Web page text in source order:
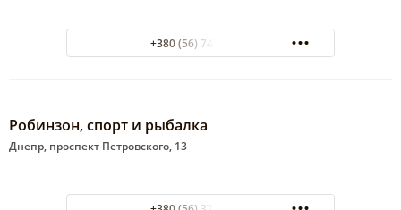
+380 (56) 749-63-57
Робинзон, спорт и рыбалка
Днепр, проспект Петровского, 13